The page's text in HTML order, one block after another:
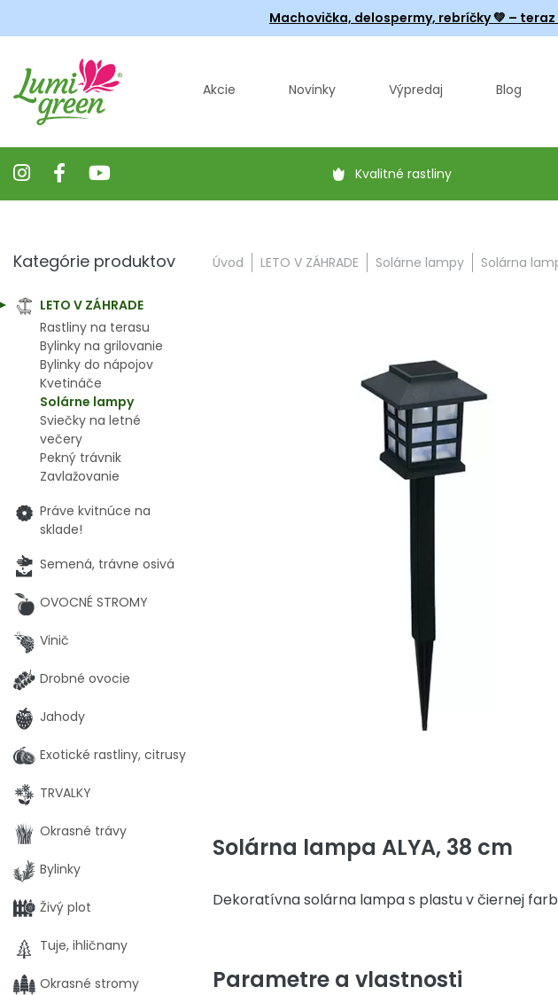
Machovička, delospermy, rebríčky💚 – teraz
Akcie Novinky Výpredaj Blog
Kvalitné rastliny
Úvod LETO V ZÁHRADE Solárne lampy Solárna
Solárna lampa ALYA, 38 cm
Dekoratívna solárna lampa s plastu v čiernej
Parametre a vlastnosti
Kategórie produktov
LETO V ZÁHRADE
Rastliny na terasu
Bylinky na grilovanie
Bylinky do nápojov
Kvetináče
Solárne lampy
Sviečky na letné
večery
Pekný trávnik
Zavlažovanie
Práve kvitnúce na
sklade!
Semená, trávne osivá
OVOCNÉ STROMY
Vinič
Drobné ovocie
Jahody
Exotické rastliny, citrusy
TRVALKY
Okrasné trávy
Bylinky
Živý plot
Tuje, ihličnany
Okrasné stromy